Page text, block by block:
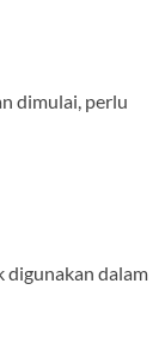
dimulai, perlu
digunakan dalam